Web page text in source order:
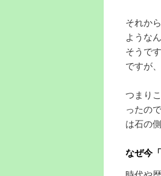
それか
ような
そうで
ですが
つまり
ったの
は石の
なぜ今